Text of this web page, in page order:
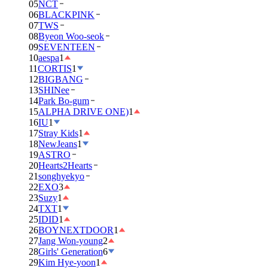
05NCT
06BLACKPINK
07TWS
08Byeon Woo-seok
09SEVENTEEN
10aespa1
11CORTIS1
12BIGBANG
13SHINee
14Park Bo-gum
15ALPHA DRIVE ONE)1
16IU1
17Stray Kids1
18NewJeans1
19ASTRO
20Hearts2Hearts
21songhyekyo
22EXO3
23Suzy1
24TXT1
25IDID1
26BOYNEXTDOOR1
27Jang Won-young2
28Girls' Generation6
29Kim Hye-yoon1